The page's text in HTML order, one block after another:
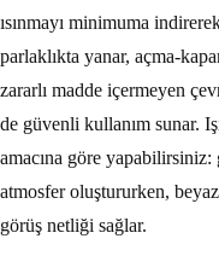
ısınmayı minimuma
parlaklıkta yanar, açma-
zararlı madde içermeyen
de güvenli kullanım sunar.
amacına göre yapabilirsiniz:
atmosfer oluştururken,
görüş netliği sağlar.